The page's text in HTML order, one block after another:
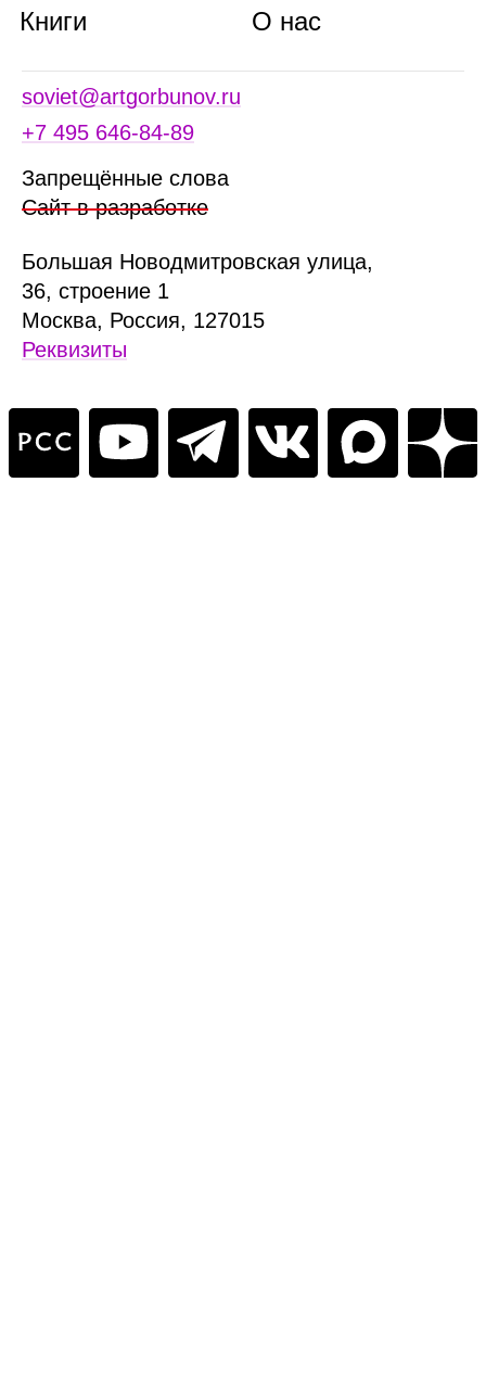
Книги
О нас
soviet@artgorbunov.ru
+7 495 646‑84‑89
Запрещённые слова
Сайт в разработке
Большая Новодмитровская улица,
36, строение 1
Москва, Россия, 127015
Реквизиты